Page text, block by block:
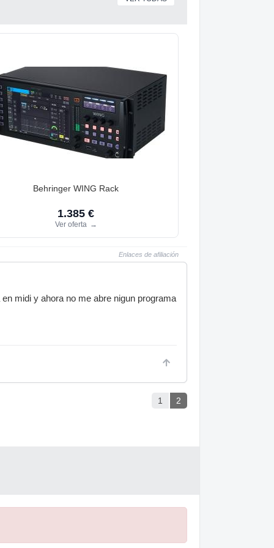
Behringer WING Rack
1.385 €
Ver oferta →
Enlaces de afiliación
midi y ahora no me abre nigun programa
1 2